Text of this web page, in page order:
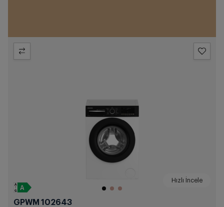
Hızlı İncele
GPWM 102643